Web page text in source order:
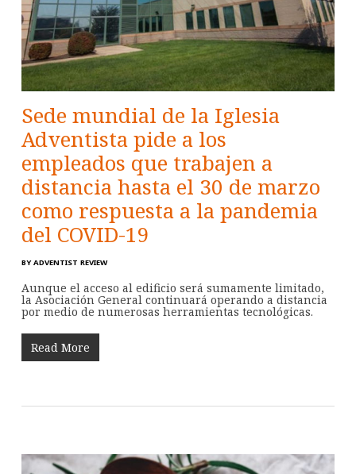
Sede mundial de la Iglesia
Adventista pide a los
empleados que trabajen a
distancia hasta el 30 de marzo
como respuesta a la pandemia
del COVID-19
BY ADVENTIST REVIEW
Aunque el acceso al edificio será sumamente limitado,
la Asociación General continuará operando a distancia
por medio de numerosas herramientas tecnológicas.
Read More